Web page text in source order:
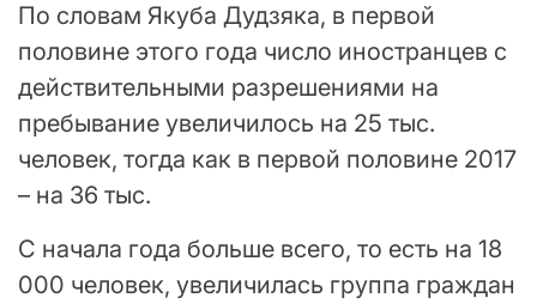
По словам Якуба Дудзяка, в первой
половине этого года число иностранцев с
действительными разрешениями на
пребывание увеличилось на 25 тыс.
человек, тогда как в первой половине 2017
– на 36 тыс.
С начала года больше всего, то есть на 18
000 человек, увеличилась группа граждан